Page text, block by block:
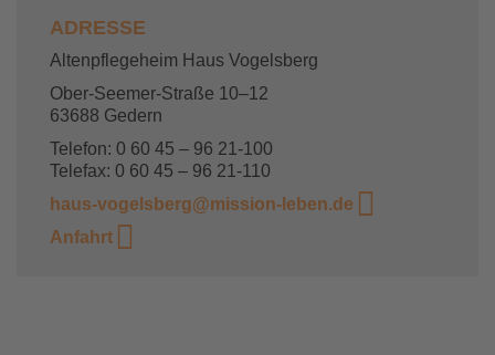
ADRESSE
Altenpflegeheim Haus Vogelsberg
Ober-Seemer-Straße 10–12
63688 Gedern
Telefon: 0 60 45 – 96 21-100
Telefax: 0 60 45 – 96 21-110
haus-vogelsberg@mission-leben.de
Anfahrt